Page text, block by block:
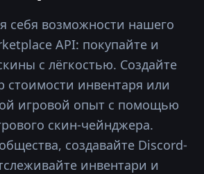
себя возможности нашего
API: покупайте и
с лёгкостью. Создайте
стоимости инвентаря или
игровой опыт с помощью
скин-чейнджера.
создавайте Discord-
инвентари и